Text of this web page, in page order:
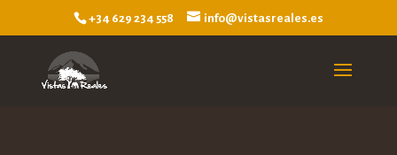
+34 629 234 558 info@vistasreales.es